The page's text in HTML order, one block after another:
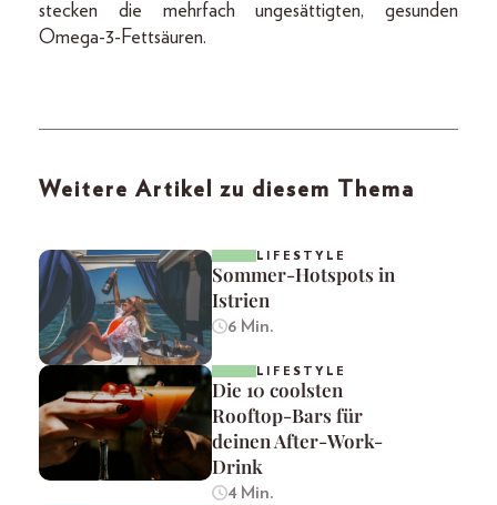
stecken die mehrfach ungesättigten, gesunden
Omega-3-Fettsäuren.
Weitere Artikel zu diesem Thema
LIFESTYLE
Sommer-Hotspots in
Istrien
6 Min.
LIFESTYLE
Die 10 coolsten
Rooftop-Bars für
deinen After-Work-
Drink
4 Min.